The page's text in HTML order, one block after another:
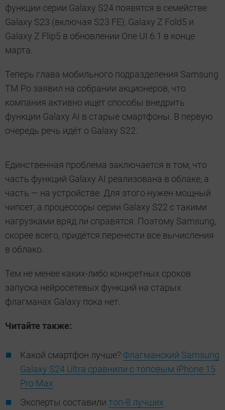
функции серии Galaxy S24 появятся в семействе
Galaxy S23 (включая S23 FE), Galaxy Z Fold5 и
Galaxy Z Flip5 в обновлении One UI 6.1 в конце
марта.
Теперь глава мобильного подразделения Samsung
ТМ Ро заявил на собрании акционеров, что
компания активно ищет способы внедрить
функции Galaxy AI в старые смартфоны. В первую
очередь речь идёт о Galaxy S22.
Единственная проблема заключается в том, что
часть функций Galaxy AI реализована в облаке, а
часть — на устройстве. Для этого нужен мощный
чипсет, а процессоры серии Galaxy S22 с такими
нагрузками вряд ли справятся. Поэтому Samsung,
скорее всего, придётся перенести все вычисления
в облако.
Тем не менее каких-либо конкретных сроков
запуска нейросетевых функций на старых
флагманах Galaxy пока нет.
Читайте также:
Какой смартфон лучше? Флагманский Samsung
Galaxy S24 Ultra сравнили с топовым iPhone 15
Pro Max
Эксперты составили топ-8 лучших